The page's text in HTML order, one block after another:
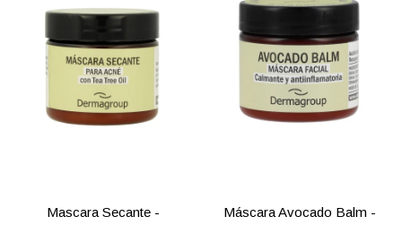
Mascara Secante -
Máscara Avocado Balm -